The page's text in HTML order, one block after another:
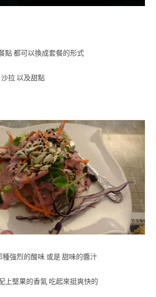
點 都可以換成套餐的形式
拉 以及甜點
強烈的酸味 或是 甜味的醬汁
上堅果的香氣 吃起來挺爽快的